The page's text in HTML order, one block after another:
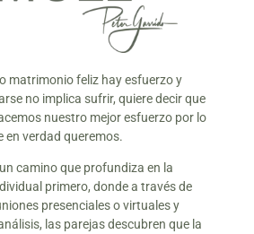
matrimonio feliz hay esfuerzo y
no implica sufrir, quiere decir que
nuestro mejor esfuerzo por lo
en verdad queremos.
camino que profundiza en la
primero, donde a través de
presenciales o virtuales y
las parejas descubren que la